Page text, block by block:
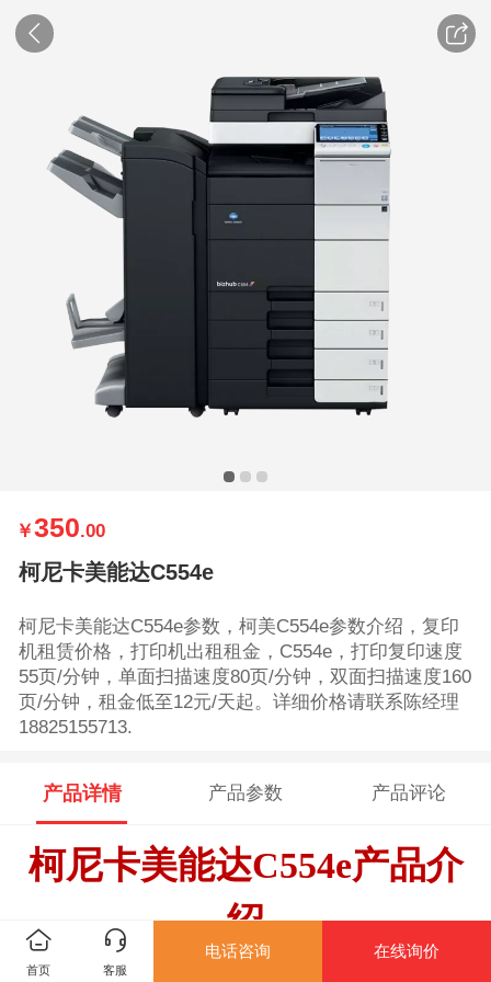
￥350.00
柯尼卡美能达C554e
柯尼卡美能达C554e参数，柯美C554e参数介绍，复印
机租赁价格，打印机出租租金，C554e，打印复印速度
55页/分钟，单面扫描速度80页/分钟，双面扫描速度160
页/分钟，租金低至12元/天起。详细价格请联系陈经理
18825155713.
产品详情 产品参数 产品评论
柯尼卡美能达C554e产品介
绍
首页 客服
电话咨询 在线询价